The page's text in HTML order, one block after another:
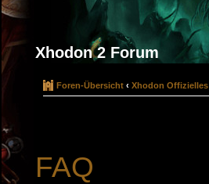
Xhodon 2 Forum
Foren-Übersicht ‹ Xhodon Offizielles
FAQ